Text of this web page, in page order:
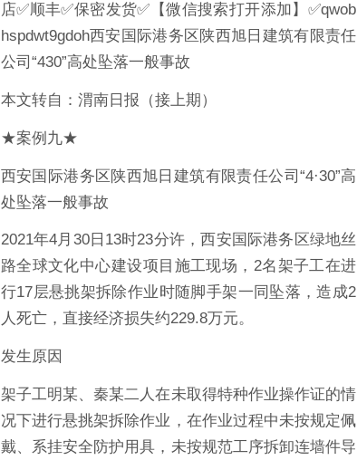
店✅顺丰✅保密发货✅【微信搜索打开添加】✅qwob
hspdwt9gdoh西安国际港务区陕西旭日建筑有限责任
公司“430”高处坠落一般事故
本文转自：渭南日报（接上期）
★案例九★
西安国际港务区陕西旭日建筑有限责任公司“4·30”高
处坠落一般事故
2021年4月30日13时23分许，西安国际港务区绿地丝
路全球文化中心建设项目施工现场，2名架子工在进
行17层悬挑架拆除作业时随脚手架一同坠落，造成2
人死亡，直接经济损失约229.8万元。
发生原因
架子工明某、秦某二人在未取得特种作业操作证的情
况下进行悬挑架拆除作业，在作业过程中未按规定佩
戴、系挂安全防护用具，未按规范工序拆卸连墙件导